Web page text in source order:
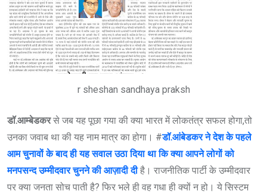
r sheshan sandhaya praksh
डॉ.आम्बेडकरसे जब यह पूछा गया की क्या भारत में लोकतंत्र सफल होगा,तो
उनका जवाब था की यह नाम मात्र का होगा। #डॉ.आंबेडकर ने देश के पहले
आम चुनावों के बाद ही यह सवाल उठा दिया था कि क्या आपने लोगों को
मनपसन्द उम्मीदवार चुनने की आज़ादी दी है। राजनीतिक पार्टी के उम्मीदवार
पर क्या जनता सोच पाती है? फिर भले ही वह गधा ही क्यों न हो। ये सिस्टम